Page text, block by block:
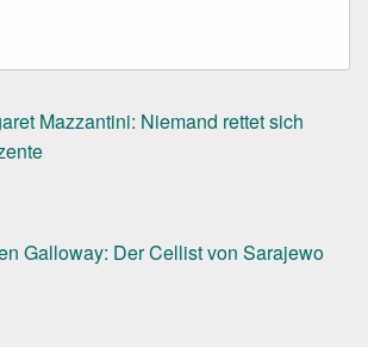
Mazzantini: Niemand rettet sich
Galloway: Der Cellist von Sarajewo